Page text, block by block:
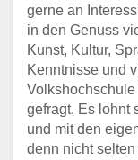
gerne an
in den Genuss
Kunst, Kultur,
Kenntnisse und
gefragt. Es lohnt
und mit den
denn nicht